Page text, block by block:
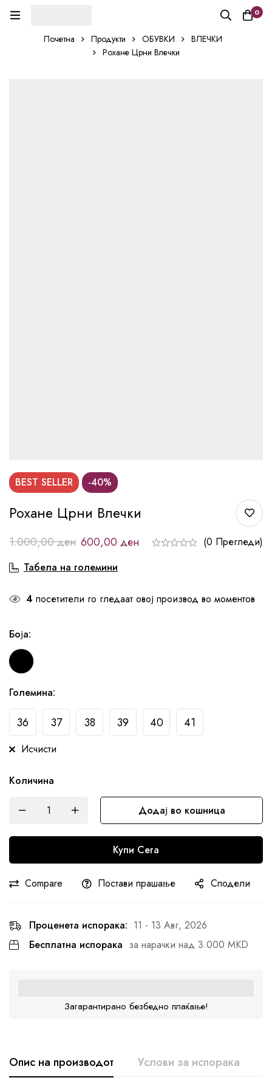
0
Почетна Продукти ОБУВКИ
ВЛЕЧКИ
Рохане Црни Влечки
BEST SELLER -40%
Рохане Црни Влечки
1.000,00ден 600,00 ден
(0 Прегледи)
Табела на големини
4 посетители го гледаат овој производ во моментов
Боја:
Големина:
36 37 38 39 40 41
Исчисти
Количина
Додај во кошница
Купи Сега
Compare Постави прашање Сподели
Проценета испорака: 11 - 13 Авг, 2026
Бесплатна испорака за нарачки над 3.000 MKD
Загарантирано безбедно плаќање!
Опис на производот Услови за испорака